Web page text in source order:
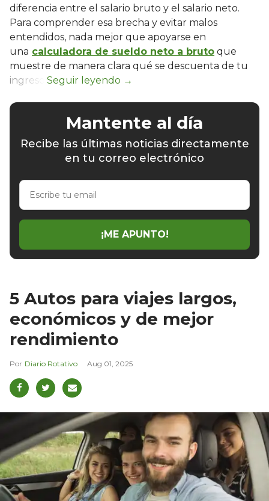
diferencia entre el salario bruto y el salario neto.
Para comprender esa brecha y evitar malos
entendidos, nada mejor que apoyarse en
una calculadora de sueldo neto a bruto que
muestre de manera clara qué se descuenta de tu
ingreso.
Mantente al día
Recibe las últimas noticias directamente
en tu correo electrónico
Escribe
email
¡ME APUNTO!
5 Autos para viajes largos,
económicos y de mejor
rendimiento
Diario Rotativo Aug 01, 2025